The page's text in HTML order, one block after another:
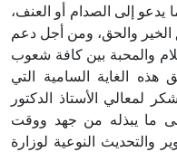
يدعو إلى الصدام أو العنف،
والحق، ومن أجل دعم
والمحبة بين كافة شعوب
هذه الغاية السامية التي
لمعالي الأستاذ الدكتور
ما يبذله من جهد ووقت
والتحديث النوعية لوزارة